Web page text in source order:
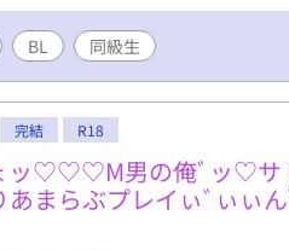
BL 同級生
完結 R18
ッ♡♡♡M男の俺ﾞッ♡サ
あまらぶプレイぃﾞぃ